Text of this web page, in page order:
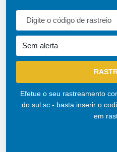
Efetue o seu rastreamento
do sul sc - basta inserir o
em